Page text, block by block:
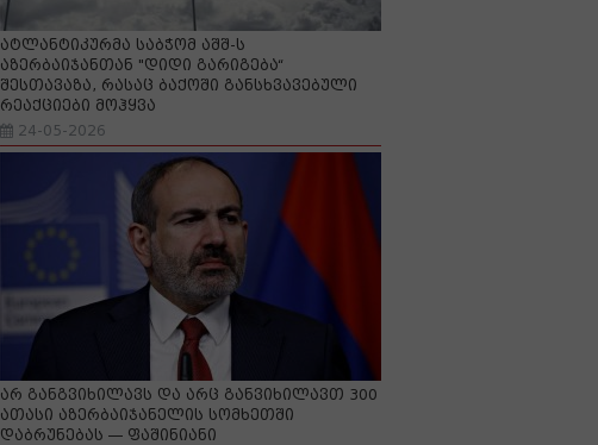
ატლანტიკურმა საბჭომ აშშ-ს
აზერბაიჯანთან "დიდი გარიგება“
შესთავაზა, რასაც ბაქოში განსხვავებული
რეაქციები მოჰყვა
24-05-2026
არ განგვიხილავს და არც განვიხილავთ 300
ათასი აზერბაიჯანელის სომხეთში
დაბრუნებას — ფაშინიანი